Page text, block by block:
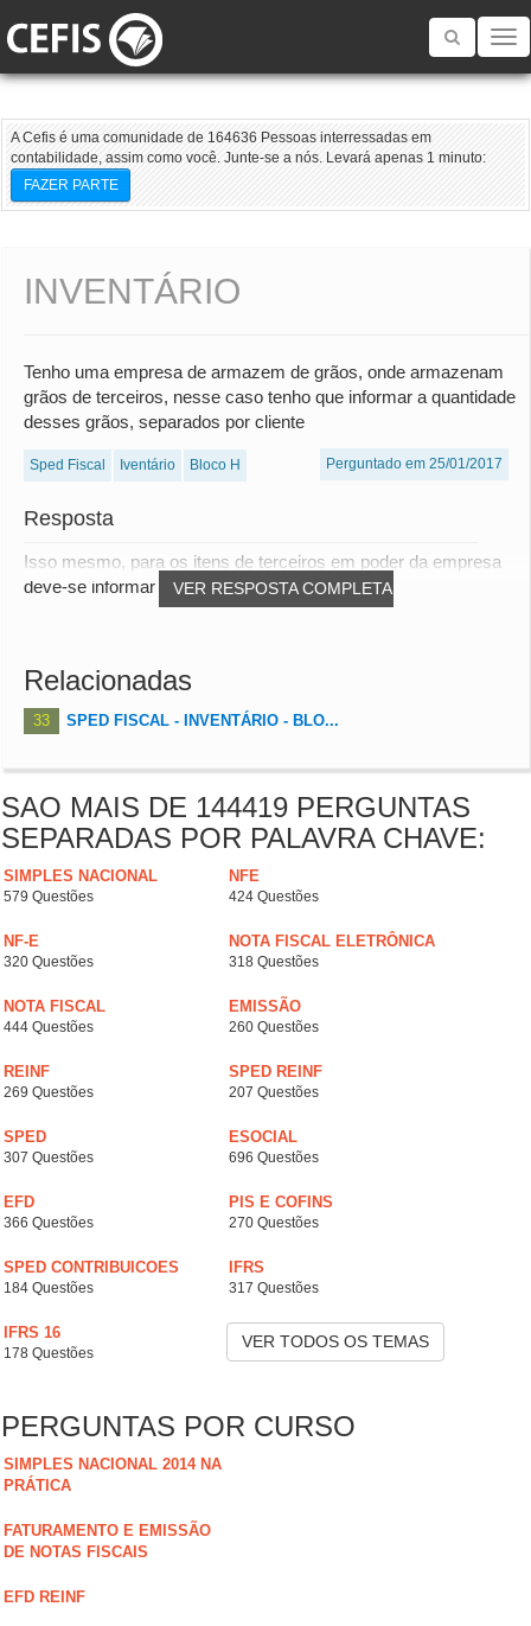
Toggle
A Cefis é uma comunidade de 164636 Pessoas interressadas em
contabilidade, assim como você. Junte-se a nós. Levará apenas 1 minuto:
FAZER PARTE
INVENTÁRIO
Tenho uma empresa de armazem de grãos, onde armazenam
grãos de terceiros, nesse caso tenho que informar a quantidade
desses grãos, separados por cliente
Sped Fiscal Iventário Bloco H Perguntado em 25/01/2017
Resposta
VER RESPOSTA COMPLETA
Isso mesmo, para os itens de terceiros em poder da empresa
deve-se informar os produtos e também o t...
Relacionadas
33 SPED FISCAL - INVENTÁRIO - BLO...
SAO MAIS DE 144419 PERGUNTAS
SEPARADAS POR PALAVRA CHAVE:
SIMPLES NACIONAL
579 Questões
NFE
424 Questões
NF-E
320 Questões
NOTA FISCAL ELETRÔNICA
318 Questões
NOTA FISCAL
444 Questões
EMISSÃO
260 Questões
REINF
269 Questões
SPED REINF
207 Questões
SPED
307 Questões
ESOCIAL
696 Questões
EFD
366 Questões
PIS E COFINS
270 Questões
SPED CONTRIBUICOES
184 Questões
IFRS
317 Questões
IFRS 16
178 Questões
VER TODOS OS TEMAS
PERGUNTAS POR CURSO
SIMPLES NACIONAL 2014 NA
PRÁTICA
FATURAMENTO E EMISSÃO
DE NOTAS FISCAIS
EFD REINF